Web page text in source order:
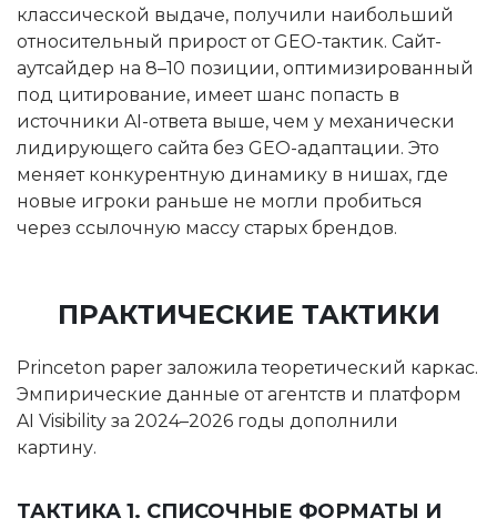
классической выдаче, получили наибольший
относительный прирост от GEO-тактик. Сайт-
аутсайдер на 8–10 позиции, оптимизированный
под цитирование, имеет шанс попасть в
источники AI-ответа выше, чем у механически
лидирующего сайта без GEO-адаптации. Это
меняет конкурентную динамику в нишах, где
новые игроки раньше не могли пробиться
через ссылочную массу старых брендов.
ПРАКТИЧЕСКИЕ ТАКТИКИ
Princeton paper заложила теоретический каркас.
Эмпирические данные от агентств и платформ
AI Visibility за 2024–2026 годы дополнили
картину.
ТАКТИКА 1. СПИСОЧНЫЕ ФОРМАТЫ И